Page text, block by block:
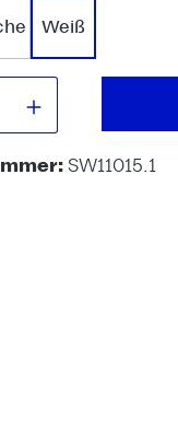
Weiß
Anzahl:
SW11015.1